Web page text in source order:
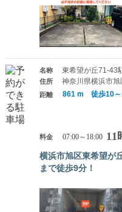
名称 東希望が丘71-43
住所 神奈川県横浜市
距離 861 m 徒歩10～
料金 07:00～18:00 11
横浜市旭区東希望が
まで徒歩9分！